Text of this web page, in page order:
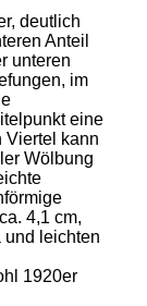
deutlich
Anteil
unteren
im
eine
Viertel kann
Wölbung
4,1 cm,
und leichten
1920er